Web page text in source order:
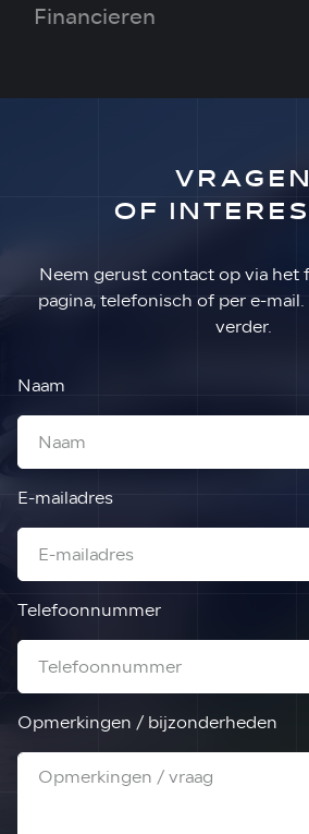
Financieren
VRAGEN
OF
Neem gerust contact op via het
pagina, telefonisch of per e-
verder.
Naam
E-mailadres
Telefoonnummer
Opmerkingen / bijzonderheden